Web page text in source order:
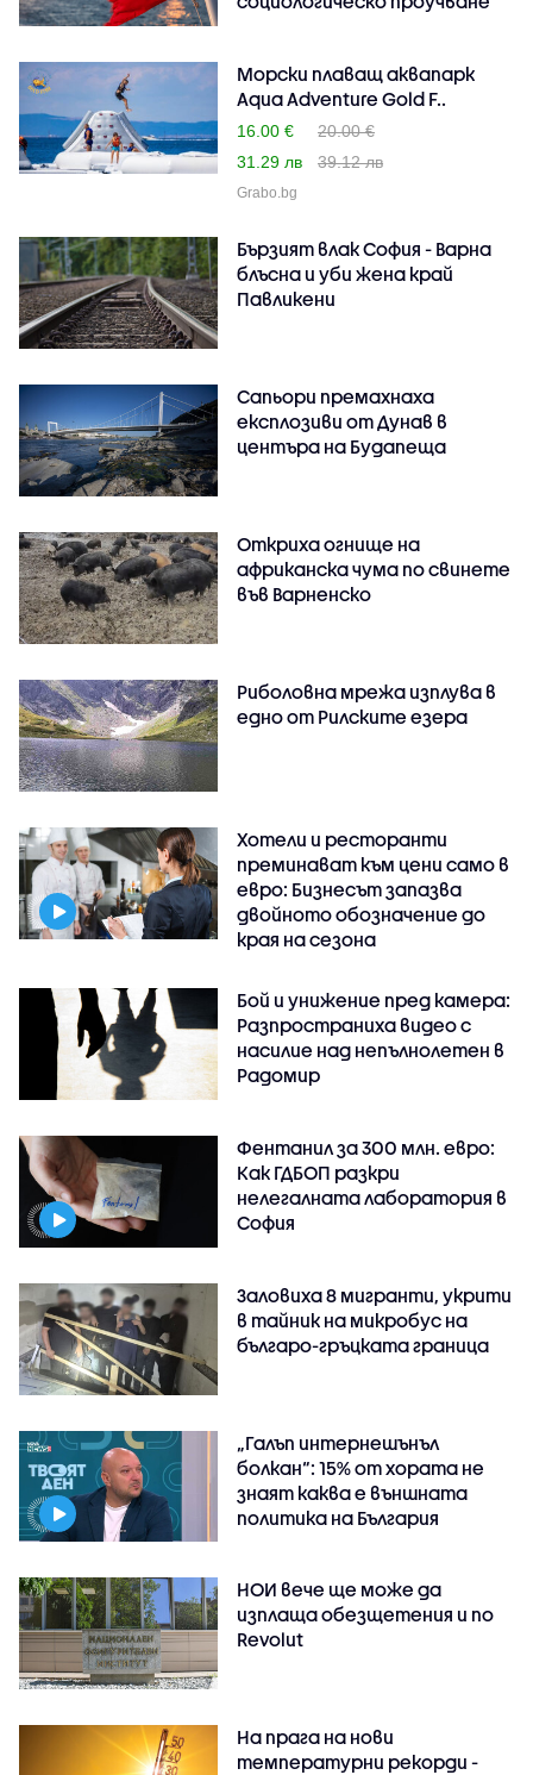
Морски плаващ аквапарк
Aqua Adventure Gold F..
16.00 €
20.00 €
31.29 лв
39.12 лв
Grabo.bg
Бързият влак София - Варна
блъсна и уби жена край
Павликени
Сапьори премахнаха
експлозиви от Дунав в
центъра на Будапеща
Откриха огнище на
африканска чума по свинете
във Варненско
Риболовна мрежа изплува в
едно от Рилските езера
Хотели и ресторанти
преминават към цени само в
евро: Бизнесът запазва
двойното обозначение до
края на сезона
Бой и унижение пред камера:
Разпространиха видео с
насилие над непълнолетен в
Радомир
Фентанил за 300 млн. евро:
Как ГДБОП разкри
нелегалната лаборатория в
София
Заловиха 8 мигранти, укрити
в тайник на микробус на
българо-гръцката граница
„Галъп интернешънъл
болкан“: 15% от хората не
знаят каква е външната
политика на България
НОИ вече ще може да
изплаща обезщетения и по
Revolut
На прага на нови
температурни рекорди -